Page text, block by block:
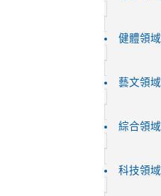
健體領域
藝文領域
綜合領域
科技領域